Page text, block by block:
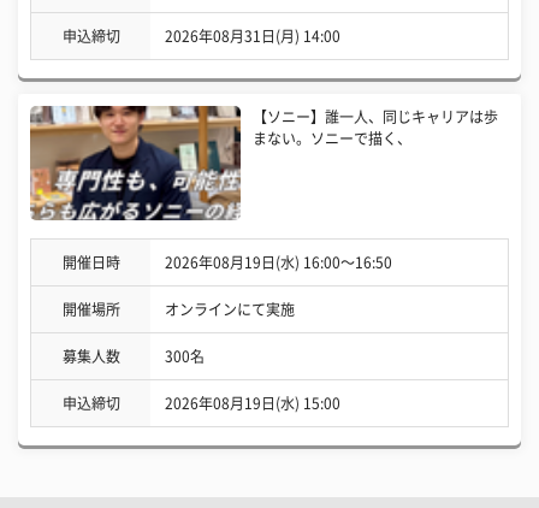
申込締切 2026年08月31日(月) 14:00
【ソニー】誰一人、同じキャリアは歩
まない。ソニーで描く、
開催日時 2026年08月19日(水) 16:00〜16:50
開催場所 オンラインにて実施
募集人数 300名
申込締切 2026年08月19日(水) 15:00